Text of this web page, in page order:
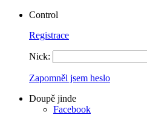
Control
Registrace
Nick:
Zapomněl jsem heslo
Doupě jinde
Facebook